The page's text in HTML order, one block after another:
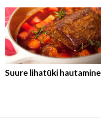
Suure lihatüki hautamine